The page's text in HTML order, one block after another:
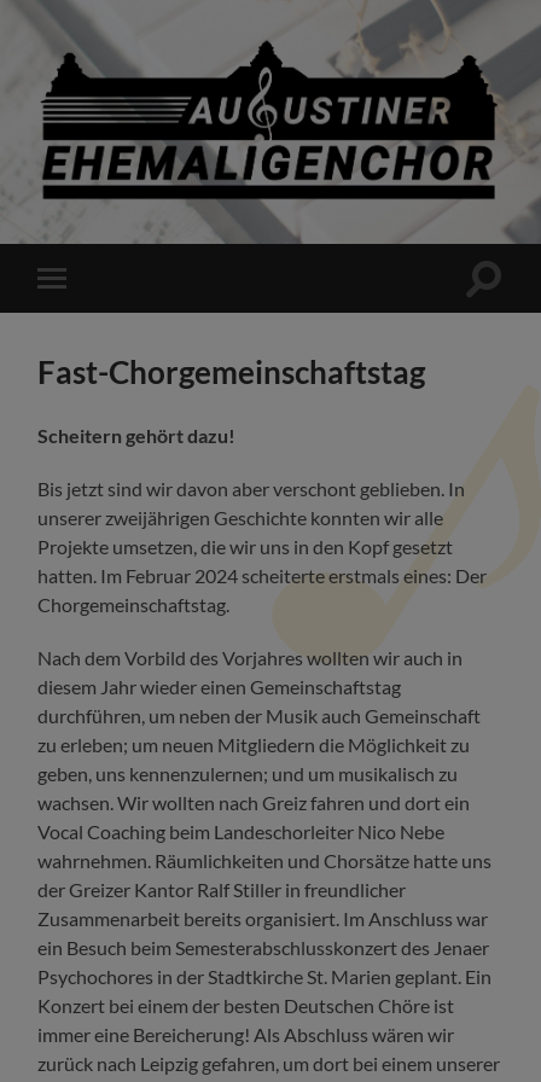
Augustiner
Ehemaligenchor
e.
Menü
Fast-Chorgemeinschaftstag
Scheitern gehört dazu!
Bis jetzt sind wir davon aber verschont geblieben. In
unserer zweijährigen Geschichte konnten wir alle
Projekte umsetzen, die wir uns in den Kopf gesetzt
hatten. Im Februar 2024 scheiterte erstmals eines: Der
Chorgemeinschaftstag.
Nach dem Vorbild des Vorjahres wollten wir auch in
diesem Jahr wieder einen Gemeinschaftstag
durchführen, um neben der Musik auch Gemeinschaft
zu erleben; um neuen Mitgliedern die Möglichkeit zu
geben, uns kennenzulernen; und um musikalisch zu
wachsen. Wir wollten nach Greiz fahren und dort ein
Vocal Coaching beim Landeschorleiter Nico Nebe
wahrnehmen. Räumlichkeiten und Chorsätze hatte uns
der Greizer Kantor Ralf Stiller in freundlicher
Zusammenarbeit bereits organisiert. Im Anschluss war
ein Besuch beim Semesterabschlusskonzert des Jenaer
Psychochores in der Stadtkirche St. Marien geplant. Ein
Konzert bei einem der besten Deutschen Chöre ist
immer eine Bereicherung! Als Abschluss wären wir
zurück nach Leipzig gefahren, um dort bei einem unserer